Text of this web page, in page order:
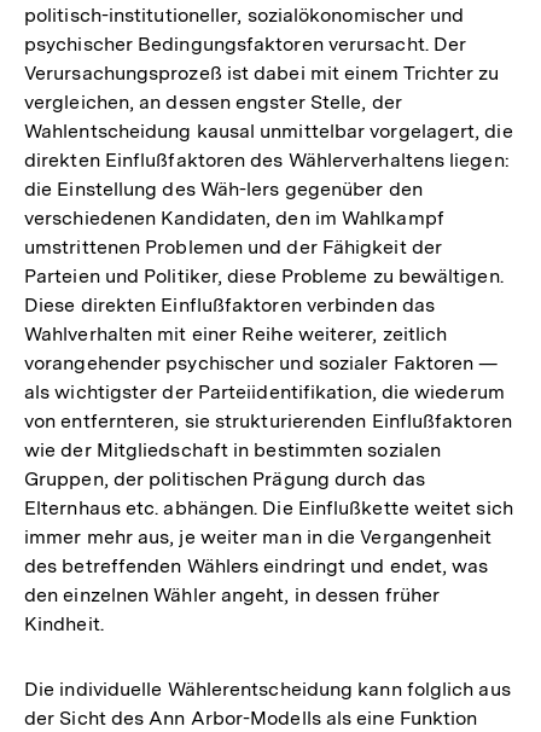
der
Fußnote
politisch-institutioneller, sozialökonomischer und
psychischer Bedingungsfaktoren verursacht. Der
Verursachungsprozeß ist dabei mit einem Trichter zu
vergleichen, an dessen engster Stelle, der
Wahlentscheidung kausal unmittelbar vorgelagert, die
direkten Einflußfaktoren des Wählerverhaltens liegen:
die Einstellung des Wäh-lers gegenüber den
verschiedenen Kandidaten, den im Wahlkampf
umstrittenen Problemen und der Fähigkeit der
Parteien und Politiker, diese Probleme zu bewältigen.
Diese direkten Einflußfaktoren verbinden das
Wahlverhalten mit einer Reihe weiterer, zeitlich
vorangehender psychischer und sozialer Faktoren —
als wichtigster der Parteiidentifikation, die wiederum
von entfernteren, sie strukturierenden Einflußfaktoren
wie der Mitgliedschaft in bestimmten sozialen
Gruppen, der politischen Prägung durch das
Elternhaus etc. abhängen. Die Einflußkette weitet sich
immer mehr aus, je weiter man in die Vergangenheit
des betreffenden Wählers eindringt und endet, was
den einzelnen Wähler angeht, in dessen früher
Kindheit.
Die individuelle Wählerentscheidung kann folglich aus
der Sicht des Ann Arbor-Modells als eine Funktion